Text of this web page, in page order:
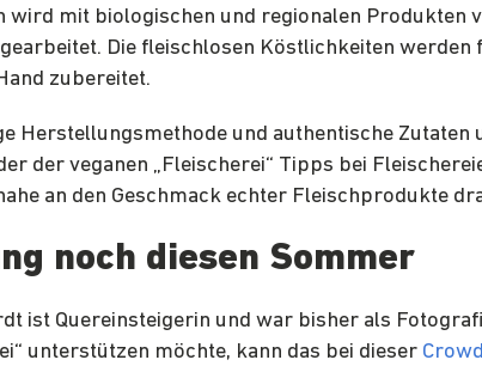
wird mit biologischen und regionalen Produkten
Die fleischlosen Köstlichkeiten werden
zubereitet.
Herstellungsmethode und authentische Zutaten
der veganen „Fleischerei“ Tipps bei
an den Geschmack echter Fleischprodukte
noch diesen Sommer
ist Quereinsteigerin und war bisher als
unterstützen möchte, kann das bei dieser